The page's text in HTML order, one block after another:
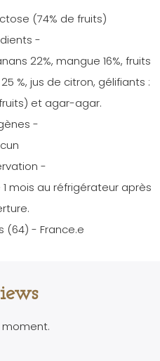
(74% de fruits)
-
22%, mangue 16%, fruits
%, jus de citron, gélifiants :
et agar-agar.
-
-
mois au réfrigérateur après
(64) - France.e